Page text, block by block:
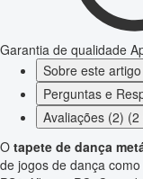
Garantia de qualidade
Sobre este artigo
Perguntas e
Avaliações (2)
O tapete de dança
de jogos de dança